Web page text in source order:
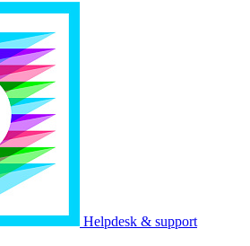
Helpdesk & support